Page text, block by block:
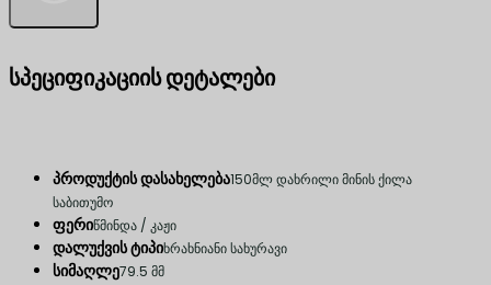
სპეციფიკაციის დეტალები
პროდუქტის დასახელება150მლ დახრილი მინის ქილა
საბითუმო
ფერიწმინდა / კაჟი
დალუქვის ტიპიხრახნიანი სახურავი
სიმაღლე79.5 მმ